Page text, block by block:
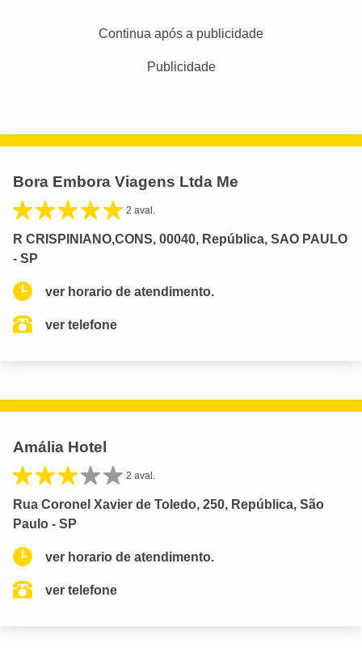
Continua após a publicidade
Publicidade
Bora Embora Viagens Ltda Me
2 aval.
R CRISPINIANO,CONS, 00040, República, SAO PAULO
- SP
ver horario de atendimento.
ver telefone
Amália Hotel
2 aval.
Rua Coronel Xavier de Toledo, 250, República, São
Paulo - SP
ver horario de atendimento.
ver telefone